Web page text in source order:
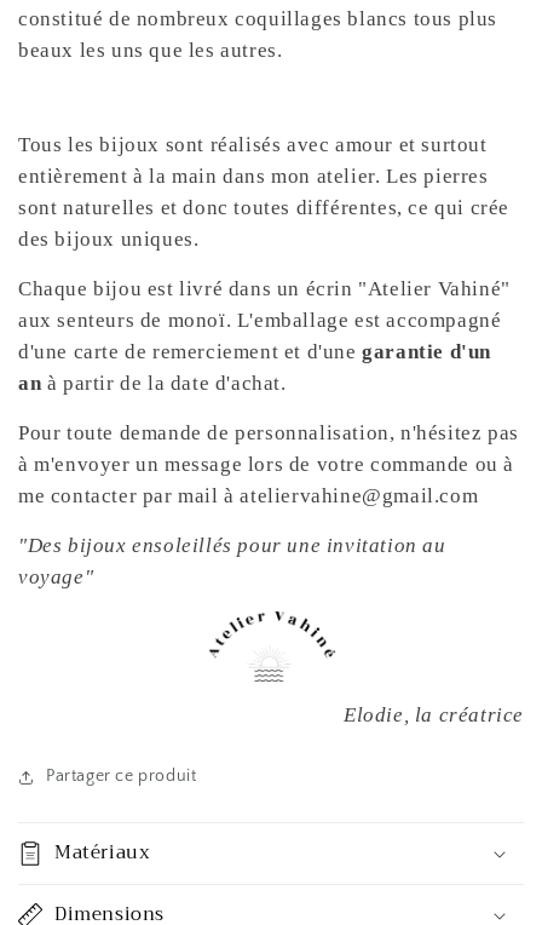
constitué de nombreux coquillages blancs tous plus
beaux les uns que les autres.
Tous les bijoux sont réalisés avec amour et surtout
entièrement à la main dans mon atelier. Les pierres
sont naturelles et donc toutes différentes, ce qui crée
des bijoux uniques.
Chaque bijou est livré dans un écrin "Atelier Vahiné"
aux senteurs de monoï. L'emballage est accompagné
d'une carte de remerciement et d'unegarantie d'un
an à partir de la date d'achat.
Pour toute demande de personnalisation, n'hésitez pas
à m'envoyer un message lors de votre commande ou à
me contacter par mail à ateliervahine@gmail.com
"Des bijoux ensoleillés pour une invitation au
voyage"
Elodie, la créatrice
Partager ce produit
Matériaux
Dimensions